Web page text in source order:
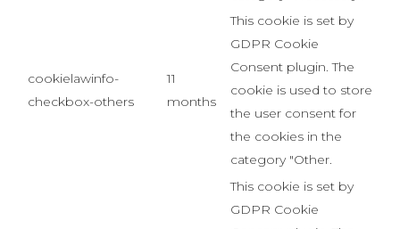
cookielawinfo-
checkbox-others
11
months
This cookie is set by
GDPR Cookie
Consent plugin. The
cookie is used to store
the user consent for
the cookies in the
category "Other.
This cookie is set by
GDPR Cookie